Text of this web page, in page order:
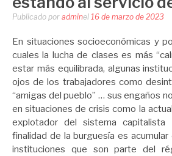
Publicado por adminel 16 de marzo de 2023
En situaciones socioeconómicas y
cuales la lucha de clases es más
estar más equilibrada, algunas
ojos de los trabajadores como
“amigas del pueblo” … sus engaños
en situaciones de crisis como la
explotador del sistema
finalidad de la burguesía es acumular
instituciones que son parte del